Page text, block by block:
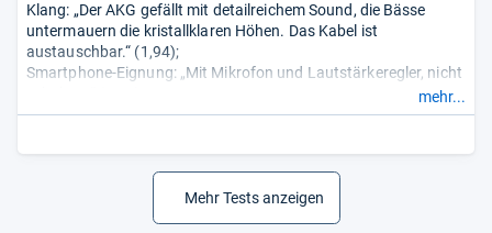
Klang: „Der AKG gefällt mit detailreichem Sound, die Bässe
untermauern die kristallklaren Höhen. Das Kabel ist
austauschbar.“ (1,94);
Smartphone-Eignung: „Mit Mikrofon und Lautstärkeregler, nicht
Mobilität: „15 Gramm, das Kabel ist mit 115 cm etwas kurz.“
Tragekomfort: „Der In-Ear sitzt auch in kleinen Ohren sehr
angenehm.“ (1,36);
Zubehör: „Hardcase.“ (3,50).
mehr...
Mehr Tests anzeigen